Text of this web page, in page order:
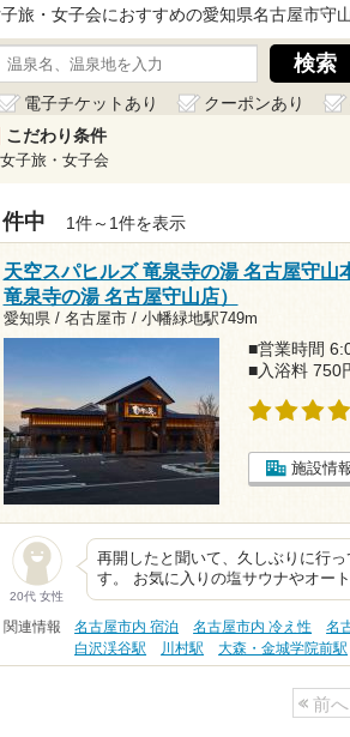
旅・女子会におすすめの愛知県名古屋市守
電子チケットあり クーポンあり
こだわり条件
女子旅・女子会
中 1件～1件を表示
天空スパヒルズ 竜泉寺の湯 名古屋守山
竜泉寺の湯 名古屋守山店）
愛知県 / 名古屋市 / 小幡緑地駅749m
■営業時間
■入浴料 750
施設情
20代 女性
再開したと聞いて、久しぶりに行
す。 お気に入りの塩サウナやオー
関連情報 名古屋市内 宿泊 名古屋市内 冷え性 名
白沢渓谷駅
川村駅 大森・金城学院前駅
前へ